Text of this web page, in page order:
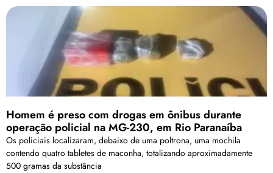
Homem é preso com drogas em ônibus durante
operação policial na MG-230, em Rio Paranaíba
Os policiais localizaram, debaixo de uma poltrona, uma mochila
contendo quatro tabletes de maconha, totalizando aproximadamente
500 gramas da substância